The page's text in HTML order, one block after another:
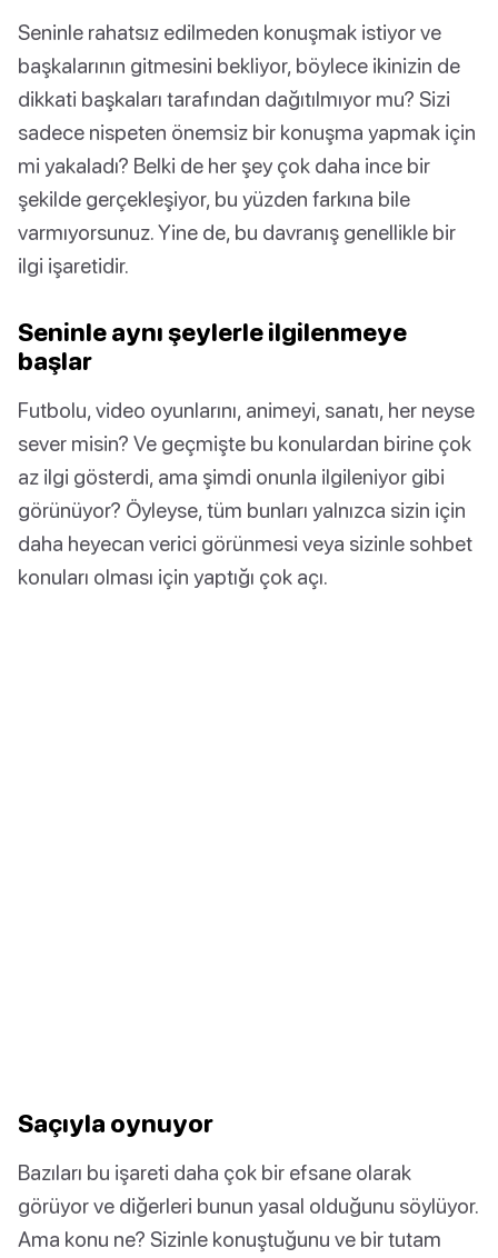
Seninle rahatsız edilmeden konuşmak istiyor ve
başkalarının gitmesini bekliyor, böylece ikinizin de
dikkati başkaları tarafından dağıtılmıyor mu? Sizi
sadece nispeten önemsiz bir konuşma yapmak için
mi yakaladı? Belki de her şey çok daha ince bir
şekilde gerçekleşiyor, bu yüzden farkına bile
varmıyorsunuz. Yine de, bu davranış genellikle bir
ilgi işaretidir.
Seninle aynı şeylerle ilgilenmeye
başlar
Futbolu, video oyunlarını, animeyi, sanatı, her neyse
sever misin? Ve geçmişte bu konulardan birine çok
az ilgi gösterdi, ama şimdi onunla ilgileniyor gibi
görünüyor? Öyleyse, tüm bunları yalnızca sizin için
daha heyecan verici görünmesi veya sizinle sohbet
konuları olması için yaptığı çok açı.
Saçıyla oynuyor
Bazıları bu işareti daha çok bir efsane olarak
görüyor ve diğerleri bunun yasal olduğunu söylüyor.
Ama konu ne? Sizinle konuştuğunu ve bir tutam